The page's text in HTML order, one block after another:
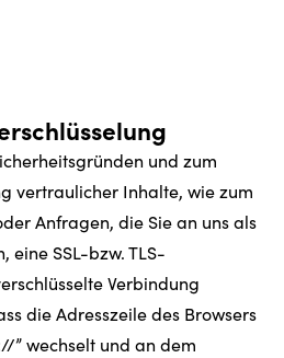
und zum
vertraulicher Inhalte, wie zum
Anfragen, die Sie an uns als
eine SSL-bzw. TLS-
Verbindung
die Adresszeile des Browsers
” wechselt und an dem